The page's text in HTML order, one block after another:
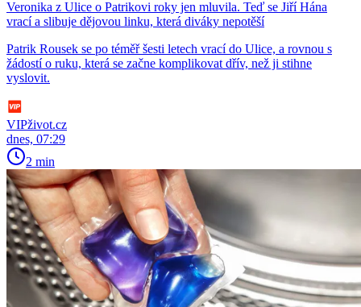
Veronika z Ulice o Patrikovi roky jen mluvila. Teď se Jiří Hána
vrací a slibuje dějovou linku, která diváky nepotěší
Patrik Rousek se po téměř šesti letech vrací do Ulice, a rovnou s
žádostí o ruku, která se začne komplikovat dřív, než ji stihne
vyslovit.
VIPživot.cz
dnes, 07:29
2 min